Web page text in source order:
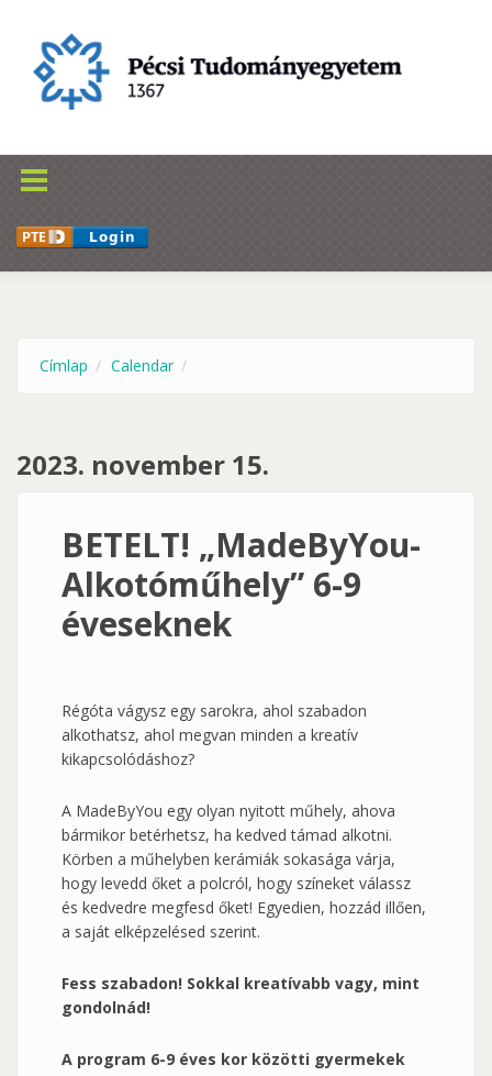
Címlap Calendar
2023. november 15.
BETELT! „MadeByYou-
Alkotóműhely” 6-9
éveseknek
Régóta vágysz egy sarokra, ahol szabadon
alkothatsz, ahol megvan minden a kreatív
kikapcsolódáshoz?
A MadeByYou egy olyan nyitott műhely, ahova
bármikor betérhetsz, ha kedved támad alkotni.
Körben a műhelyben kerámiák sokasága várja,
hogy levedd őket a polcról, hogy színeket válassz
és kedvedre megfesd őket! Egyedien, hozzád illően,
a saját elképzelésed szerint.
Fess szabadon! Sokkal kreatívabb vagy, mint
gondolnád!
A program 6-9 éves kor közötti gyermekek